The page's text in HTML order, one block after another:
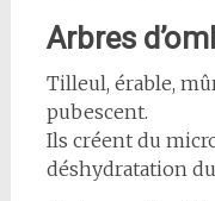
Arbres
Tilleul, érable,
pubescent.
Ils créent du
déshydratation